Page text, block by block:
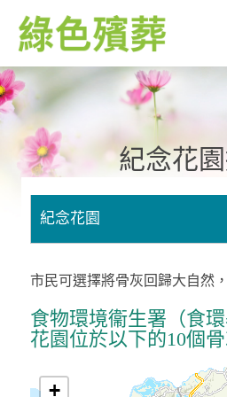
紀念花
紀念花園
市民可選擇將骨灰回歸大自然
食物環境衞生署（食
花園位於以下的10個骨
+